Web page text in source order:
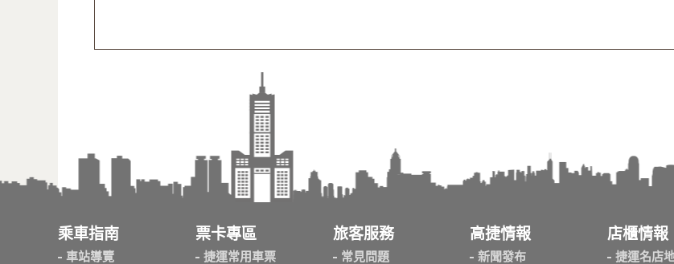
乘車指南
車站導覽
票卡專區
捷運常用車票
旅客服務
常見問題
高捷情報
新聞發布
店櫃情報
捷運名店